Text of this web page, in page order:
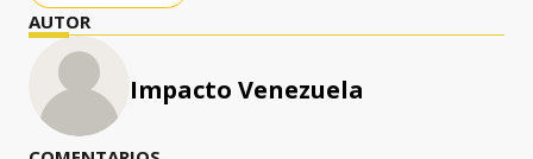
AUTOR
Impacto Venezuela